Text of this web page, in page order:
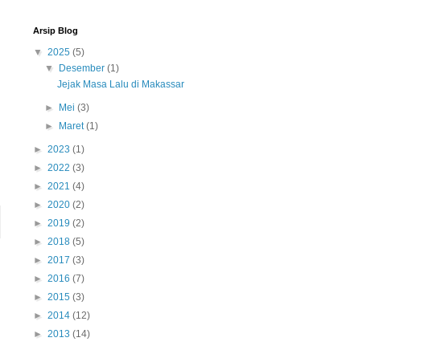
Arsip Blog
▼ 2025 (5)
▼
Desember(1)
Jejak Masa Lalu di Makassar
► Mei(3)
►
Maret(1)
► 2023 (1)
► 2022 (3)
► 2021 (4)
► 2020 (2)
► 2019 (2)
► 2018 (5)
► 2017 (3)
► 2016 (7)
► 2015 (3)
► 2014 (12)
► 2013 (14)